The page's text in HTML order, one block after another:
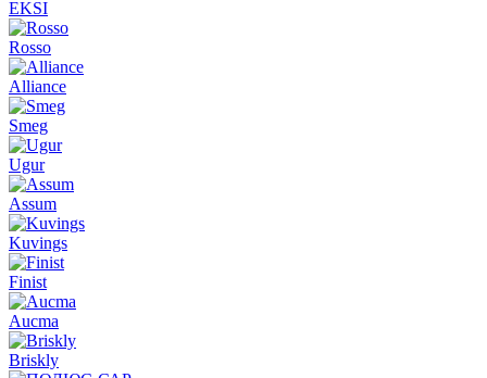
EKSI
Rosso
Alliance
Smeg
Ugur
Assum
Kuvings
Finist
Aucma
Briskly